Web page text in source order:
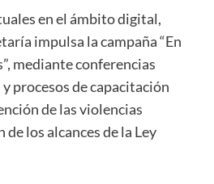
en el ámbito digital,
impulsa la campaña “En
mediante conferencias
procesos de capacitación
de las violencias
los alcances de la Ley